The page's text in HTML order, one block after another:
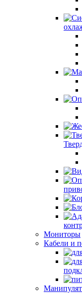
Мониторы
Кабели и